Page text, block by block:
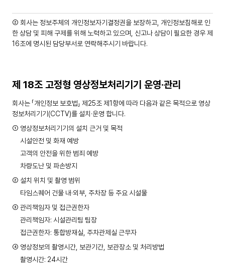
② 회사는 정보주체의 개인정보자기결정권을 보장하고, 개인정보침해로 인
한 상담 및 피해 구제를 위해 노력하고 있으며, 신고나 상담이 필요한 경우 제
16조에 명시된 담당부서로 연락해주시기 바랍니다.
제 18조 고정형 영상정보처리기기 운영·관리
회사는 「개인정보 보호법」 제25조 제1항에 따라 다음과 같은 목적으로 영상
정보처리기기(CCTV)를 설치·운영 합니다.
① 영상정보처리기기의 설치 근거 및 목적
시설안전 및 화재 예방
고객의 안전을 위한 범죄 예방
차량도난 및 파손방지
② 설치 위치 및 촬영 범위
타임스퀘어 건물 내·외부, 주차장 등 주요 시설물
③ 관리책임자 및 접근권한자
관리책임자: 시설관리팀 팀장
접근권한자: 통합방재실, 주차관제실 근무자
④ 영상정보의 촬영시간, 보관기간, 보관장소 및 처리방법
촬영시간: 24시간